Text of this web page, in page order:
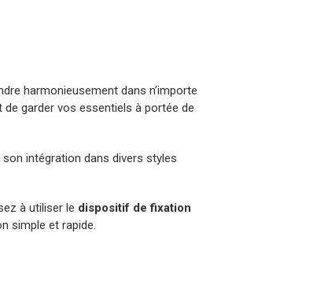
harmonieusement dans n’importe
de garder vos essentiels à portée de
intégration dans divers styles
à utiliser le dispositif de fixation
simple et rapide.